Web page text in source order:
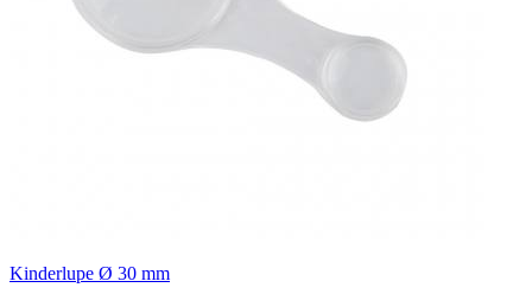
Kinderlupe Ø 30 mm